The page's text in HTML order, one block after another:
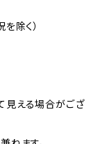
除く）
見える場合がござ